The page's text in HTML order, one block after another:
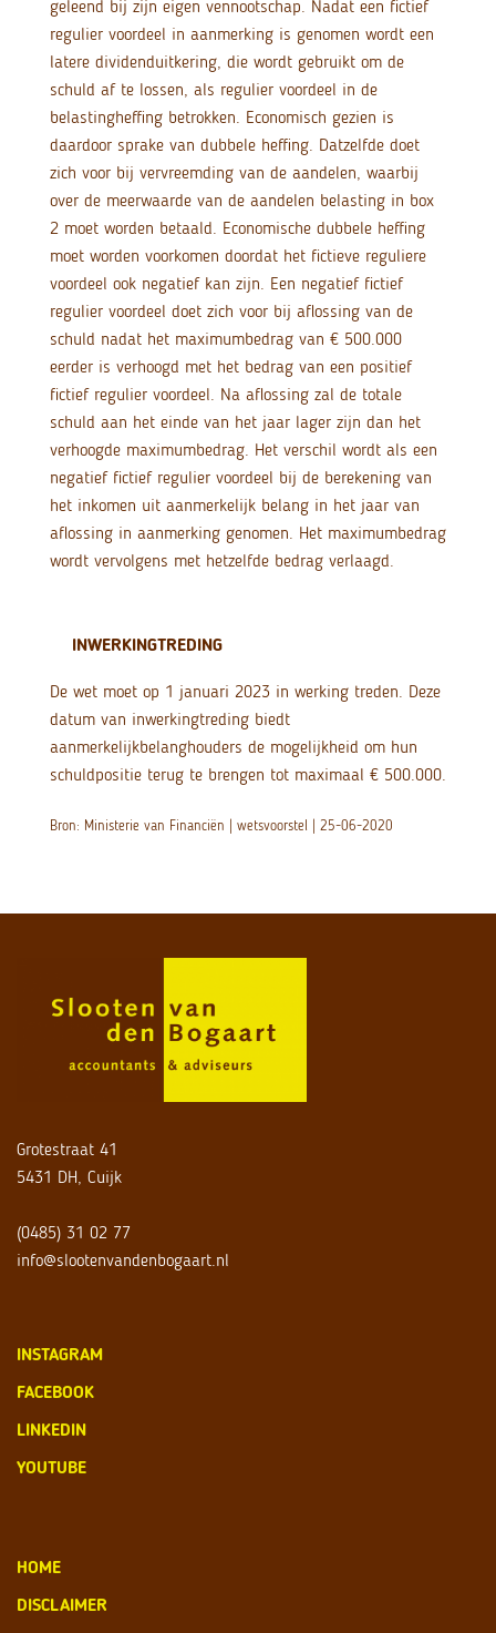
geleend bij zijn eigen vennootschap. Nadat een fictief
regulier voordeel in aanmerking is genomen wordt een
latere dividenduitkering, die wordt gebruikt om de
schuld af te lossen, als regulier voordeel in de
belastingheffing betrokken. Economisch gezien is
daardoor sprake van dubbele heffing. Datzelfde doet
zich voor bij vervreemding van de aandelen, waarbij
over de meerwaarde van de aandelen belasting in box
2 moet worden betaald. Economische dubbele heffing
moet worden voorkomen doordat het fictieve reguliere
voordeel ook negatief kan zijn. Een negatief fictief
regulier voordeel doet zich voor bij aflossing van de
schuld nadat het maximumbedrag van € 500.000
eerder is verhoogd met het bedrag van een positief
fictief regulier voordeel. Na aflossing zal de totale
schuld aan het einde van het jaar lager zijn dan het
verhoogde maximumbedrag. Het verschil wordt als een
negatief fictief regulier voordeel bij de berekening van
het inkomen uit aanmerkelijk belang in het jaar van
aflossing in aanmerking genomen. Het maximumbedrag
wordt vervolgens met hetzelfde bedrag verlaagd.
INWERKINGTREDING
De wet moet op 1 januari 2023 in werking treden. Deze
datum van inwerkingtreding biedt
aanmerkelijkbelanghouders de mogelijkheid om hun
schuldpositie terug te brengen tot maximaal € 500.000.
Bron: Ministerie van Financiën | wetsvoorstel | 25-06-2020
Grotestraat 41
5431 DH, Cuijk
(0485) 31 02 77
info@slootenvandenbogaart.nl
INSTAGRAM
FACEBOOK
LINKEDIN
YOUTUBE
HOME
DISCLAIMER